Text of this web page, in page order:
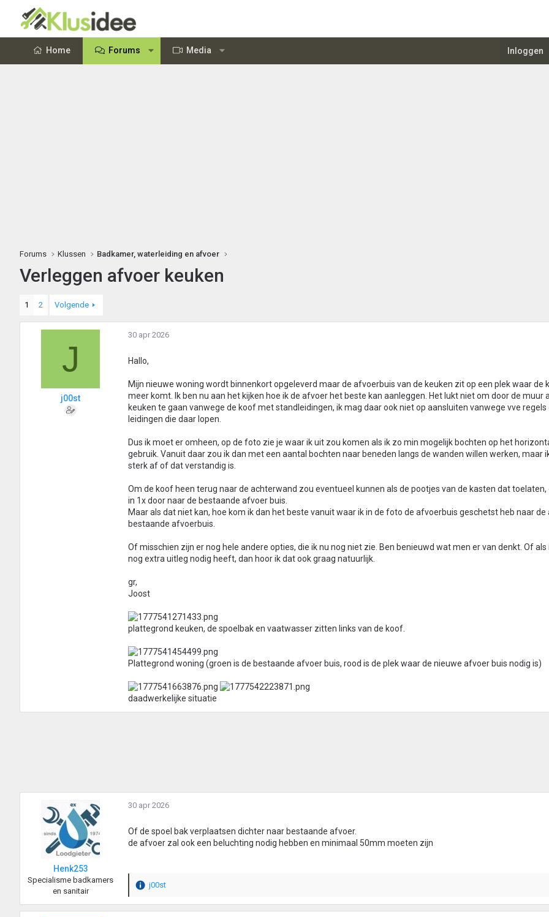
Home Forums Media Inloggen
Forums Klussen Badkamer, waterleiding en afvoer
Verleggen afvoer keuken
1 2 Volgende
J
j00st
30 apr 2026
Hallo,
Mijn nieuwe woning wordt binnenkort opgeleverd maar de afvoerbuis van de keuken zit op een plek waar de
meer komt. Ik ben nu aan het kijken hoe ik de afvoer het beste kan aanleggen. Het lukt niet om door de muur
keuken te gaan vanwege de koof met standleidingen, ik mag daar ook niet op aansluiten vanwege vve regels
leidingen die daar lopen.
Dus ik moet er omheen, op de foto zie je waar ik uit zou komen als ik zo min mogelijk bochten op het
gebruik. Vanuit daar zou ik dan met een aantal bochten naar beneden langs de wanden willen werken, maar
sterk af of dat verstandig is.
Om de koof heen terug naar de achterwand zou eventueel kunnen als de pootjes van de kasten dat toelaten,
in 1x door naar de bestaande afvoer buis.
Maar als dat niet kan, hoe kom ik dan het beste vanuit waar ik in de foto de afvoerbuis geschetst heb naar de
bestaande afvoerbuis.
Of misschien zijn er nog hele andere opties, die ik nu nog niet zie. Ben benieuwd wat men er van denkt. Of
nog extra uitleg nodig heeft, dan hoor ik dat ook graag natuurlijk.
gr,
Joost
plattegrond keuken, de spoelbak en vaatwasser zitten links van de koof.
Plattegrond woning (groen is de bestaande afvoer buis, rood is de plek waar de nieuwe afvoer buis nodig is)
daadwerkelijke situatie
Henk253
Specialisme badkamers
en sanitair
30 apr 2026
Of de spoel bak verplaatsen dichter naar bestaande afvoer.
de afvoer zal ook een beluchting nodig hebben en minimaal 50mm moeten zijn
W
a
j00st